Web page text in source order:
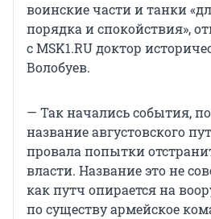
воинские части и танки
порядка и спокойствия»,
с MSK1.RU доктор
Волобуев.
— Так начались события,
название августовского
провала попытки
власти. Название это не
как путч опирается на
по существу армейское